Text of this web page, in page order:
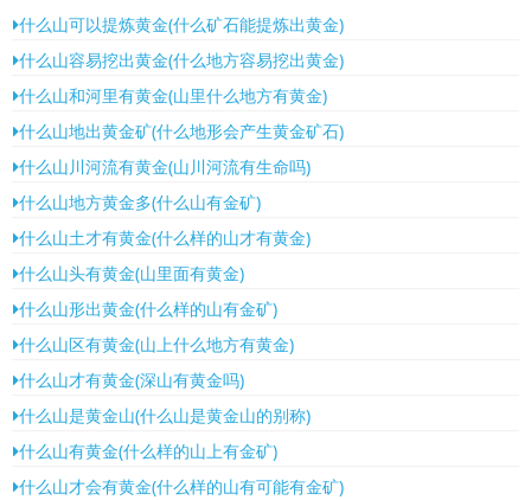
什么山可以提炼黄金(什么矿石能提炼出黄金)
什么山容易挖出黄金(什么地方容易挖出黄金)
什么山和河里有黄金(山里什么地方有黄金)
什么山地出黄金矿(什么地形会产生黄金矿石)
什么山川河流有黄金(山川河流有生命吗)
什么山地方黄金多(什么山有金矿)
什么山土才有黄金(什么样的山才有黄金)
什么山头有黄金(山里面有黄金)
什么山形出黄金(什么样的山有金矿)
什么山区有黄金(山上什么地方有黄金)
什么山才有黄金(深山有黄金吗)
什么山是黄金山(什么山是黄金山的别称)
什么山有黄金(什么样的山上有金矿)
什么山才会有黄金(什么样的山有可能有金矿)